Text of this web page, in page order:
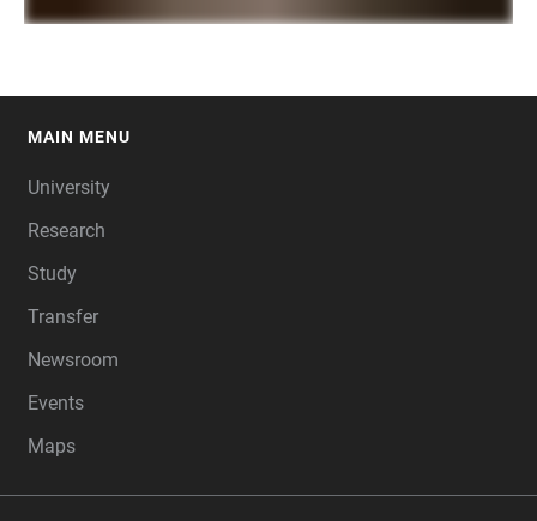
MAIN MENU
University
Research
Study
Transfer
Newsroom
Events
Maps